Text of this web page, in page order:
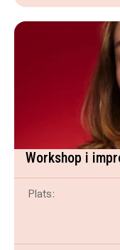
Workshop i
Plats: